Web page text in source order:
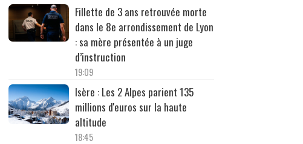
Fillette de 3 ans retrouvée morte
dans le 8e arrondissement de Lyon
: sa mère présentée à un juge
d’instruction
19:09
Isère : Les 2 Alpes parient 135
millions d'euros sur la haute
altitude
18:45